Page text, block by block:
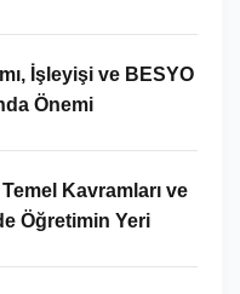
İşleyişi ve BESYO
Önemi
Kavramları ve
Öğretimin Yeri